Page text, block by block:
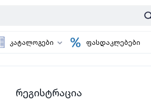
კატალოგები ფასდაკლებები
რეგისტრაცია